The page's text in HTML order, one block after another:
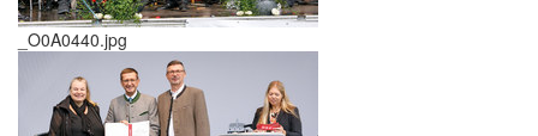
_O0A0440.jpg